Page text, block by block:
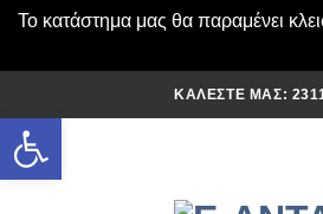
Ανοίξτε τη γραμμή εργαλείων
Το κατάστημα μας θα παραμένει
στο
περιεχόμενο
ΚΑΛΈΣΤΕ ΜΑΣ: